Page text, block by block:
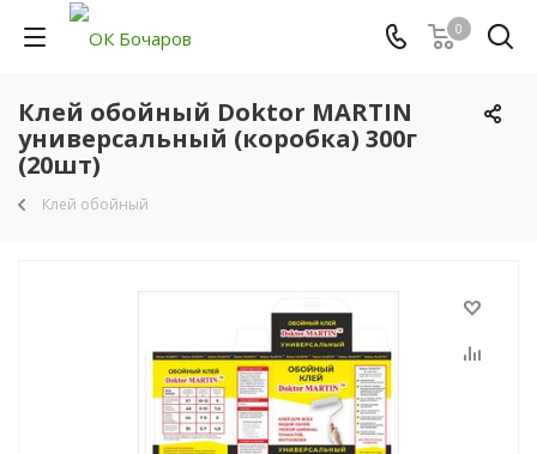
0
Клей обойный Doktor MARTIN
универсальный (коробка) 300г
(20шт)
Клей обойный